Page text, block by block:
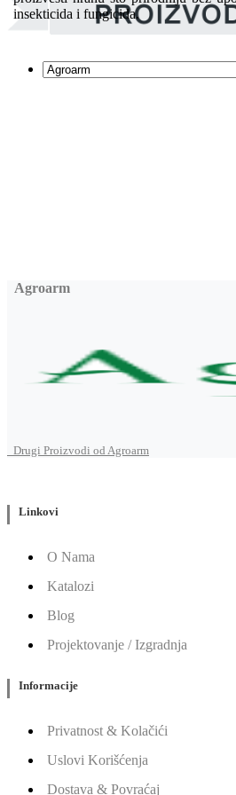
insekticida i fungicida.
Agroarm
Drugi Proizvodi od Agroarm
Linkovi
O Nama
Katalozi
Blog
Projektovanje / Izgradnja
Informacije
Privatnost & Kolačići
Uslovi Korišćenja
Dostava & Povraćaj